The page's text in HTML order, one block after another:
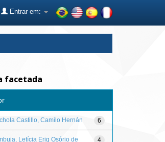
Entrar em:
facetada
6
Castillo, Camilo Hernán
4
Letícia Erig Osório de